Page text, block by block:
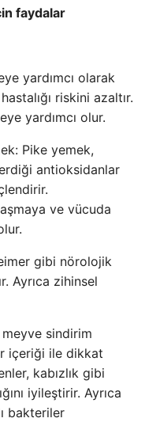
faydalar
yardımcı olarak
riskini azaltır.
yardımcı olur.
Pike yemek,
antioksidanlar
ve vücuda
gibi nörolojik
Ayrıca zihinsel
sindirim
içeriği ile dikkat
kabızlık gibi
iyileştirir. Ayrıca
bakteriler